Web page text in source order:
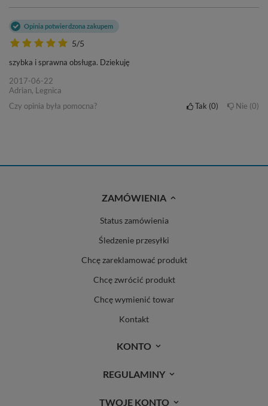
5/5
Opinia potwierdzona zakupem
szybka i sprawna obsługa. Dziekuję
2017-06-22
Adrian, Legnica
Czy opinia była pomocna?
Tak 0 Nie 0
ZAMÓWIENIA
Status zamówienia
Śledzenie przesyłki
Chcę zareklamować produkt
Chcę zwrócić produkt
Chcę wymienić towar
Kontakt
KONTO
REGULAMINY
TWOJE KONTO